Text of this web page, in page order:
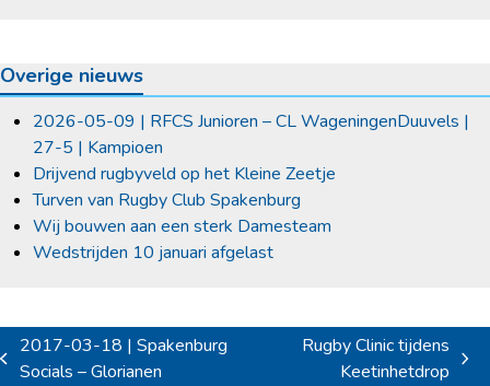
Overige nieuws
2026-05-09 | RFCS Junioren – CL WageningenDuuvels |
27-5 | Kampioen
Drijvend rugbyveld op het Kleine Zeetje
Turven van Rugby Club Spakenburg
Wij bouwen aan een sterk Damesteam
Wedstrijden 10 januari afgelast
previous
2017-03-18 | Spakenburg
Socials – Glorianen
Rugby Clinic tijdens
Keetinhetdrop